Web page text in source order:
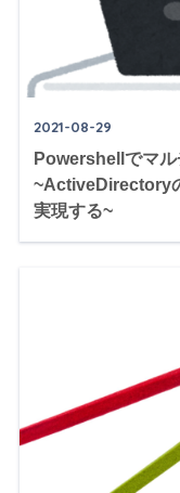
2021-08-29
Powershellでマ
~ActiveDirectory
実現する~